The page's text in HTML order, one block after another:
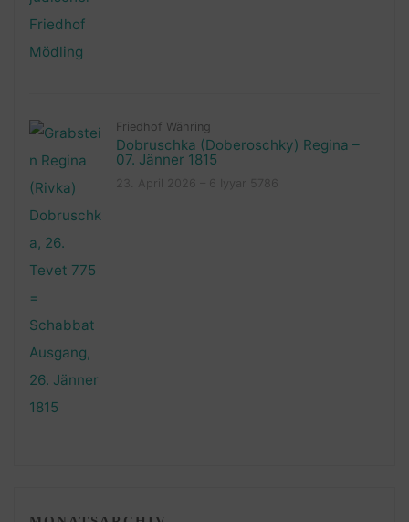
Friedhof Währing
Dobruschka (Doberoschky) Regina –
07. Jänner 1815